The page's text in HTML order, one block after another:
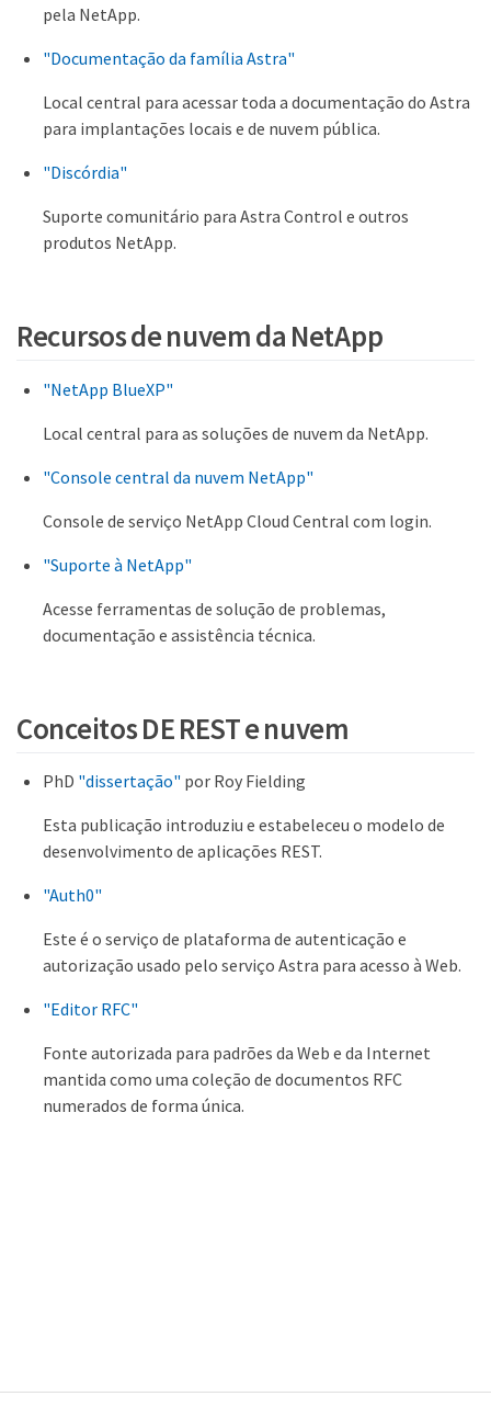
pela NetApp.
"Documentação da família Astra"
Local central para acessar toda a documentação do Astra
para implantações locais e de nuvem pública.
"Discórdia"
Suporte comunitário para Astra Control e outros
produtos NetApp.
Recursos de nuvem da NetApp
"NetApp BlueXP"
Local central para as soluções de nuvem da NetApp.
"Console central da nuvem NetApp"
Console de serviço NetApp Cloud Central com login.
"Suporte à NetApp"
Acesse ferramentas de solução de problemas,
documentação e assistência técnica.
Conceitos DE REST e nuvem
PhD "dissertação" por Roy Fielding
Esta publicação introduziu e estabeleceu o modelo de
desenvolvimento de aplicações REST.
"Auth0"
Este é o serviço de plataforma de autenticação e
autorização usado pelo serviço Astra para acesso à Web.
"Editor RFC"
Fonte autorizada para padrões da Web e da Internet
mantida como uma coleção de documentos RFC
numerados de forma única.